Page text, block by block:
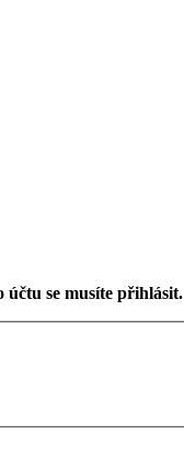
účtu se musíte přihlásit.